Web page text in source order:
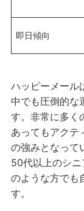
即日傾向
ハッピーメール
中でも圧倒的な
す。非常に多く
あってもアクテ
の強みとなって
50代以上のシ
のような方でも
す。